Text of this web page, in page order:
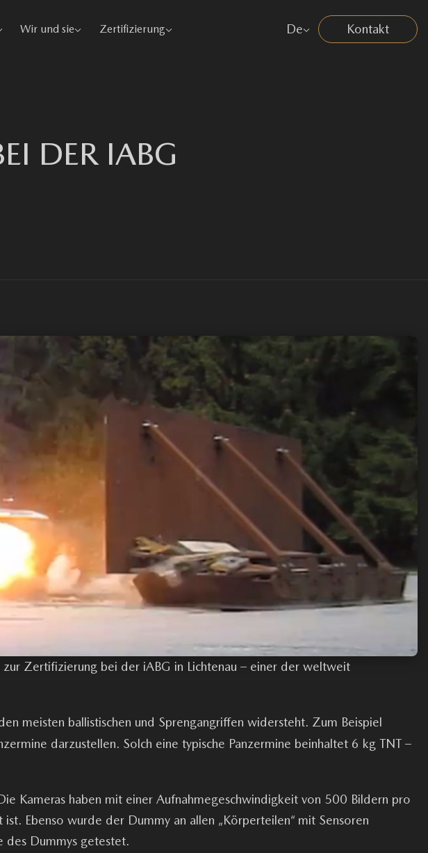
Wir und sie Zertifizierung De Kontakt
DER IABG
zur Zertifizierung bei der iABG in Lichtenau – einer der weltweit
meisten ballistischen und Sprengangriffen widersteht. Zum Beispiel
darzustellen. Solch eine typische Panzermine beinhaltet 6 kg TNT –
Kameras haben mit einer Aufnahmegeschwindigkeit von 500 Bildern pro
Ebenso wurde der Dummy an allen „Körperteilen“ mit Sensoren
des Dummys getestet.